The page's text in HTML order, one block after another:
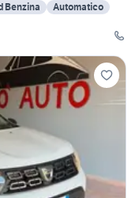
Benzina
Automatico